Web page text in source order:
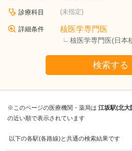
診療科目 (未指定)
詳細条件 核医学専門医
核医学専門医(日本
検索する
※このページの医療機関・薬局は 江坂駅(北大
の近い順で表示されています
以下の各駅(各路線)と共通の検索結果です